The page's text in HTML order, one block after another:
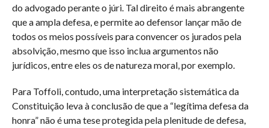
do advogado perante o júri. Tal direito é mais abrangente
que a ampla defesa, e permite ao defensor lançar mão de
todos os meios possíveis para convencer os jurados pela
absolvição, mesmo que isso inclua argumentos não
jurídicos, entre eles os de natureza moral, por exemplo.
Para Toffoli, contudo, uma interpretação sistemática da
Constituição leva à conclusão de que a “legítima defesa da
honra” não é uma tese protegida pela plenitude de defesa,